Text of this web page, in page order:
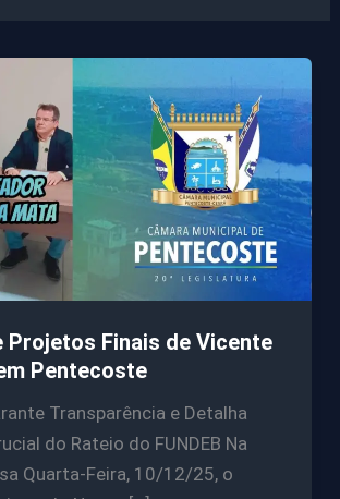
Projetos Finais de Vicente
Pentecoste
Transparência e Detalha
do Rateio do FUNDEB Na
Quarta-Feira, 10/12/25, o